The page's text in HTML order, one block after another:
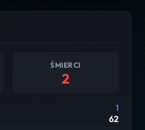
ŚMIERCI
2
1
62